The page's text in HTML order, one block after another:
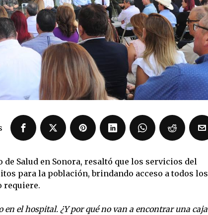
Salud en Sonora, resaltó que los servicios del
para la población, brindando acceso a todos los
requiere.
en el hospital. ¿Y por qué no van a encontrar una caja